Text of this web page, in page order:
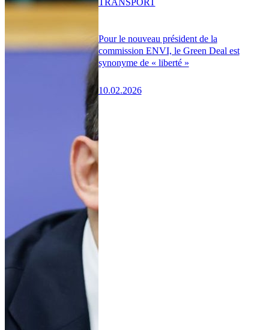
Pour le nouveau président de la
commission ENVI, le Green Deal est
synonyme de « liberté »
10.02.2026
TRANSPORT